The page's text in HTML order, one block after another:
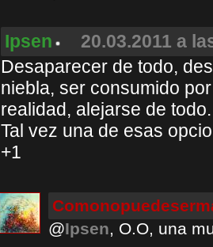
Ipsen
20.03.2011 a
Desaparecer de todo,
niebla, ser consumido
realidad, alejarse de todo.
Tal vez una de esas
+1
@Ipsen, O.O, una